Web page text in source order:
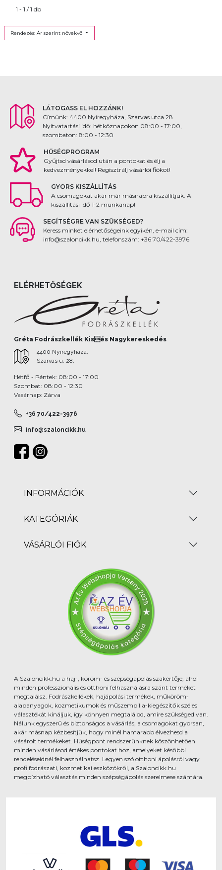
1 - 1 / 1 db
Rendezés: Ár szerint növekvő
LÁTOGASS EL HOZZÁNK!
Címünk: 4400 Nyíregyháza, Szarvas utca 28.
Nyitvatartási idő: hétköznapokon 08:00 - 17:00,
szombaton: 8:00 - 12:30
HŰSÉGPROGRAM
Gyűjtsd vásárlásod után a pontokat és élj a
kedvezményekkel! Regisztrálj vásárlói fiókot!
GYORS KISZÁLLÍTÁS
A csomagokat akár már másnapra kiszállítjuk. A
kiszállítási idő 1-2 munkanap!
SEGÍTSÉGRE VAN SZÜKSÉGED?
Keress minket elérhetőségeink egyikén, e-mail cím:
info@szaloncikk.hu, telefonszám: +36 70/422-3976
ELÉRHETŐSÉGEK
Gréta Fodrászkellék Kisés Nagykereskedés
4400 Nyíregyháza,
Szarvas u. 28.
Hétfő - Péntek: 08:00 - 17:00
Szombat: 08:00 - 12:30
Vasárnap: Zárva
+36 70/422-3976
info@szaloncikk.hu
INFORMÁCIÓK
KATEGÓRIÁK
VÁSÁRLÓI FIÓK
A Szaloncikk.hu a haj-, köröm- és szépségápolás szakértője, ahol
minden professzionális és otthoni felhasználásra szánt terméket
megtalálsz. Fodrászkellékek, hajápolási termékek, műköröm-
alapanyagok, kozmetikumok és műszempilla-kiegészítők széles
választékát kínáljuk, így könnyen megtalálod, amire szükséged van.
Nálunk egyszerű és biztonságos a vásárlás, a csomagokat gyorsan,
akár másnap kézbesítjük, hogy minél hamarabb élvezhesd a
vásárolt termékeket. Hűségpont rendszerünknek köszönhetően
minden vásárlásod értékes pontokat hoz, amelyeket későbbi
rendeléseidnél felhasználhatsz. Legyen szó otthoni ápolásról vagy
profi fodrászati, kozmetikai eszközökről, a Szaloncikk.hu
megbízható választás minden szépségápolás szerelmese számára.